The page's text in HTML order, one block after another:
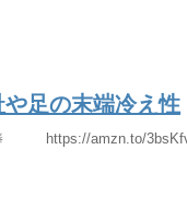
足の末端冷え性
https://amzn.to/